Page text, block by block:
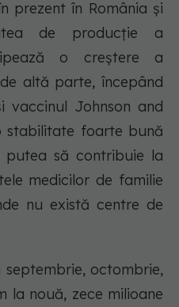
prezent în România și
de producție a
o creștere a
altă parte, începând
vaccinul Johnson and
stabilitate foarte bună
putea să contribuie la
medicilor de familie
nu există centre de
octombrie,
la nouă, zece milioane